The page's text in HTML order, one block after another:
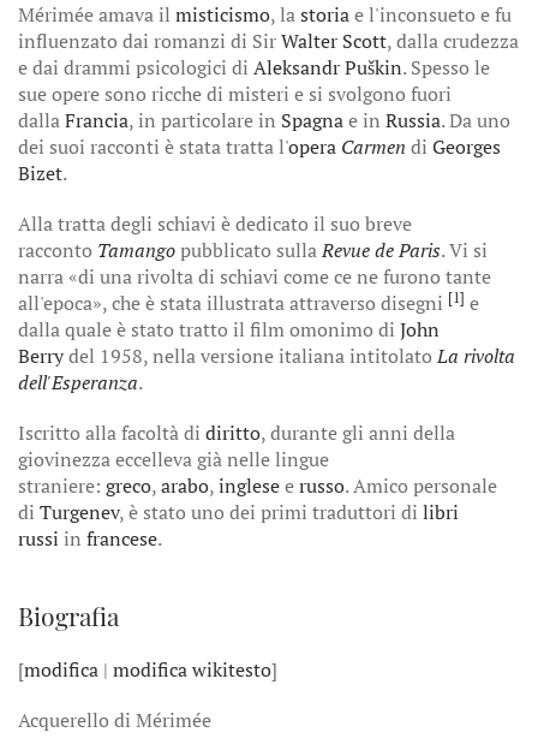
Mérimée amava il misticismo, lastoriae l'inconsueto e fu
influenzato dai romanzi di SirWalter Scott, dalla crudezza
e dai drammi psicologici di Aleksandr Puškin. Spesso le
sue opere sono ricche di misteri e si svolgono fuori
dallaFrancia, in particolare in Spagnae in Russia. Da uno
dei suoi racconti è stata tratta l'opera Carmen di Georges
Bizet.
Alla tratta degli schiavi è dedicato il suo breve
racconto Tamangopubblicato sullaRevue de Paris. Vi si
narra «di una rivolta di schiavi come ce ne furono tante
all'epoca», che è stata illustrata attraverso disegni [1] e
dalla quale è stato tratto il film omonimo di John
Berrydel 1958, nella versione italiana intitolatoLa rivolta
dell'Esperanza.
Iscritto alla facoltà di diritto, durante gli anni della
giovinezza eccelleva già nelle lingue
straniere: greco,arabo,ingleseerusso. Amico personale
di Turgenev, è stato uno dei primi traduttori di libri
russi in francese.
Biografia
[modifica | modifica wikitesto]
Acquerello di Mérimée